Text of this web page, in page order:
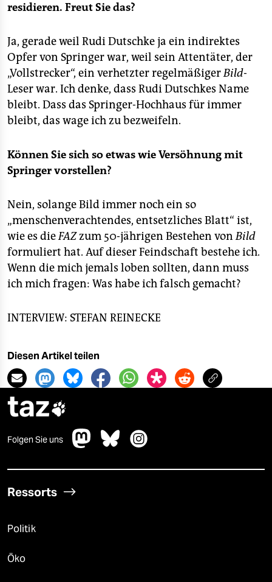
residieren. Freut Sie das?
Ja, gerade weil Rudi Dutschke ja ein indirektes
Opfer von Springer war, weil sein Attentäter, der
„Vollstrecker“, ein verhetzter regelmäßigerBild-
Leser war. Ich denke, dass Rudi Dutschkes Name
bleibt. Dass das Springer-Hochhaus für immer
bleibt, das wage ich zu bezweifeln.
Können Sie sich so etwas wie Versöhnung mit
Springer vorstellen?
Nein, solange Bild immer noch ein so
„menschenverachtendes, entsetzliches Blatt“ ist,
wie es dieFAZzum 50-jährigen Bestehen vonBild
formuliert hat. Auf dieser Feindschaft bestehe ich.
Wenn die mich jemals loben sollten, dann muss
ich mich fragen: Was habe ich falsch gemacht?
INTERVIEW: STEFAN REINECKE
Diesen Artikel teilen
taz
Folgen Sie uns
Ressorts
Politik
Öko